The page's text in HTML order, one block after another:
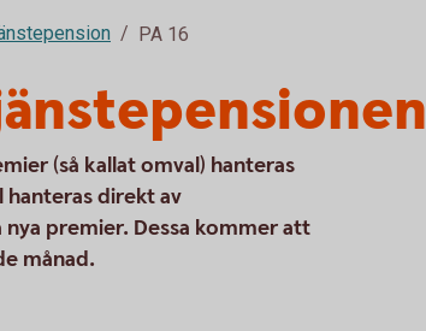
PA 16
(så kallat omval) hanteras
direkt av
premier. Dessa kommer att
månad.